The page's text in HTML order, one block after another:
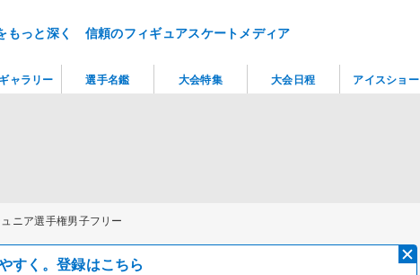
もっと深く 信頼のフィギュアスケートメディア
ニア選手権男子フリー
すく。登録はこちら
ャラリー 選手名鑑 大会特集 大会日程 アイスショー